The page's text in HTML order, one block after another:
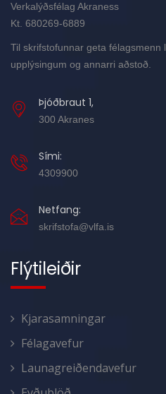
Verkalýðsfélag Akraness
Kt. 680269-6889
Til skrifstofunnar geta félagsmenn
upplýsingum og annarri aðstoð.
Þjóðbraut 1,
300 Akranes
Sími:
4309900
Netfang:
skrifstofa@vlfa.is
Flýtileiðir
Kjarasamningar
Félagavefur
Launagreiðendavefur